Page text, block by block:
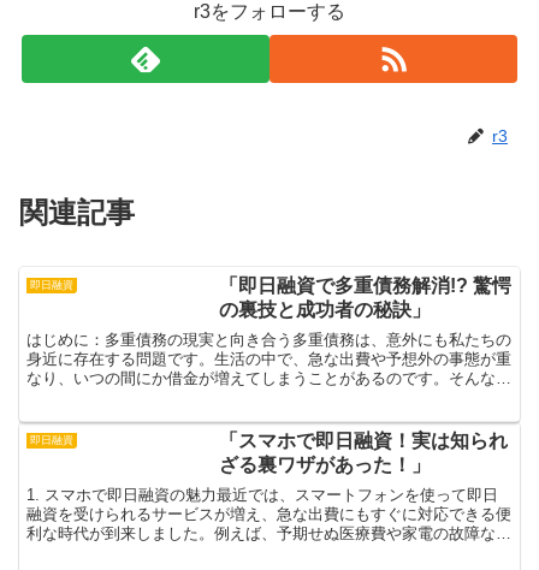
r3をフォローする
r3
関連記事
即日融資
「即日融資で多重債務解消!? 驚愕
の裏技と成功者の秘訣」
はじめに：多重債務の現実と向き合う多重債務は、意外にも私たちの
身近に存在する問題です。生活の中で、急な出費や予想外の事態が重
なり、いつの間にか借金が増えてしまうことがあるのです。そんな
即日融資
「スマホで即日融資！実は知られ
ざる裏ワザがあった！」
1. スマホで即日融資の魅力最近では、スマートフォンを使って即日
融資を受けられるサービスが増え、急な出費にもすぐに対応できる便
利な時代が到来しました。例えば、予期せぬ医療費や家電の故障な